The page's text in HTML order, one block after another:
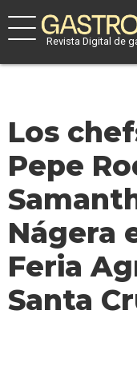
Revista Digital de
Los
Pepe
Nágera
Feria
Santa